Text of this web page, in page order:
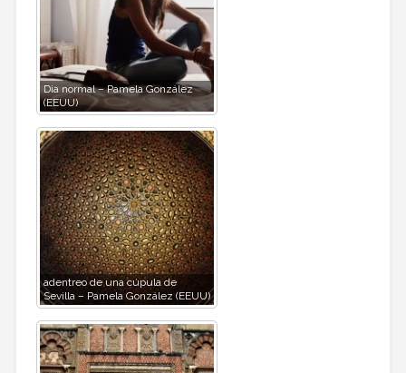
Dia normal – Pamela González
(EEUU)
adentreo de una cúpula de
Sevilla – Pamela González (EEUU)